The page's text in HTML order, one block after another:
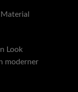
Look
moderner